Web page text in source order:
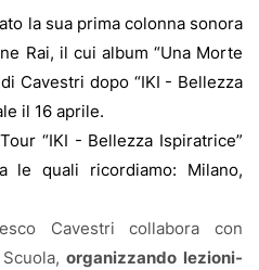
la sua prima colonna sonora
Rai, il cui album “Una Morte
Cavestri dopo “IKI - Bellezza
il 16 aprile.
“IKI - Bellezza Ispiratrice”
le quali ricordiamo: Milano,
Cavestri collabora con
Scuola,organizzando lezioni-